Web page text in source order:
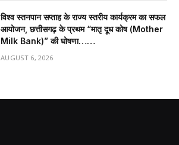
विश्व स्तनपान सप्ताह के राज्य स्तरीय कार्यक्रम का सफल
आयोजन, छत्तीसगढ़ के प्रथम “मातृ दूध कोष (Mother
Milk Bank)” की घोषणा……
AUGUST 6, 2026